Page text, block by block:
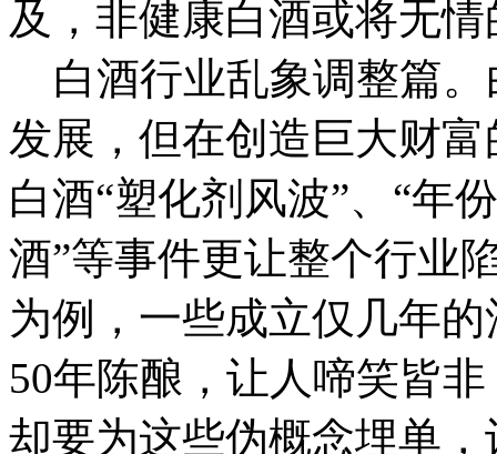
及，非健康白酒或将无
白酒行业乱象调整篇。
发展，但在创造巨大财
白酒“塑化剂风波”、“年
酒”等事件更让整个行业
为例，一些成立仅几年
50年陈酿，让人啼笑皆
却要为这些伪概念埋单